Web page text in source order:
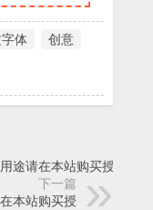
体 创意
途请在本站购买授权）
下一篇
本站购买授